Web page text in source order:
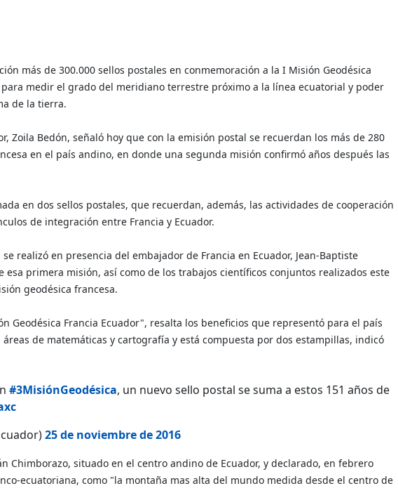
más de 300.000 sellos postales en conmemoración a la I Misión Geodésica
para medir el grado del meridiano terrestre próximo a la línea ecuatorial y poder
de la tierra.
Zoila Bedón, señaló hoy que con la emisión postal se recuerdan los más de 280
en el país andino, en donde una segunda misión confirmó años después las
en dos sellos postales, que recuerdan, además, las actividades de cooperación
de integración entre Francia y Ecuador.
realizó en presencia del embajador de Francia en Ecuador, Jean-Baptiste
primera misión, así como de los trabajos científicos conjuntos realizados este
geodésica francesa.
Geodésica Francia Ecuador", resalta los beneficios que representó para el país
de matemáticas y cartografía y está compuesta por dos estampillas, indicó
#3MisiónGeodésica, un nuevo sello postal se suma a estos 151 años de
25 de noviembre de 2016
Chimborazo, situado en el centro andino de Ecuador, y declarado, en febrero
ecuatoriana, como "la montaña mas alta del mundo medida desde el centro de